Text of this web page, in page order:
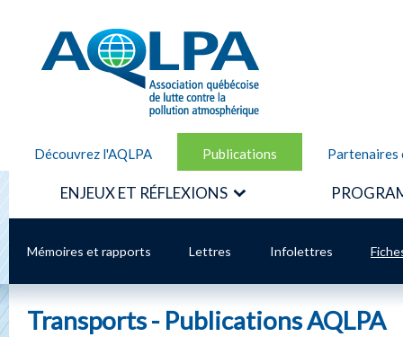
AQLPA
Découvrez l'AQLPA Publications Partenaires
ENJEUX ET RÉFLEXIONS
Mémoires et rapports Lettres Infolettres
Transports - Publications AQLPA